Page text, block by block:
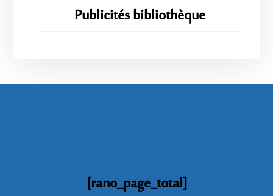
Publicités bibliothèque
[rano_page_total]